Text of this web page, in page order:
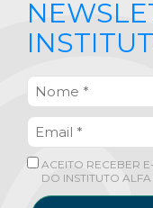
ACEITO RECEBER
DO INSTITUTO ALFA